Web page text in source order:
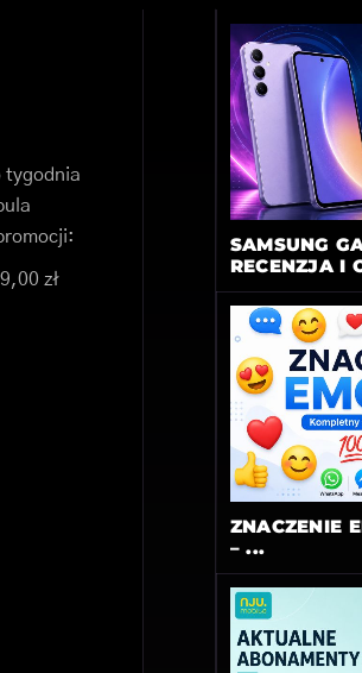
tygodnia
zł
SAMSUNG
RECENZJA I
ZNACZENIE
– ...